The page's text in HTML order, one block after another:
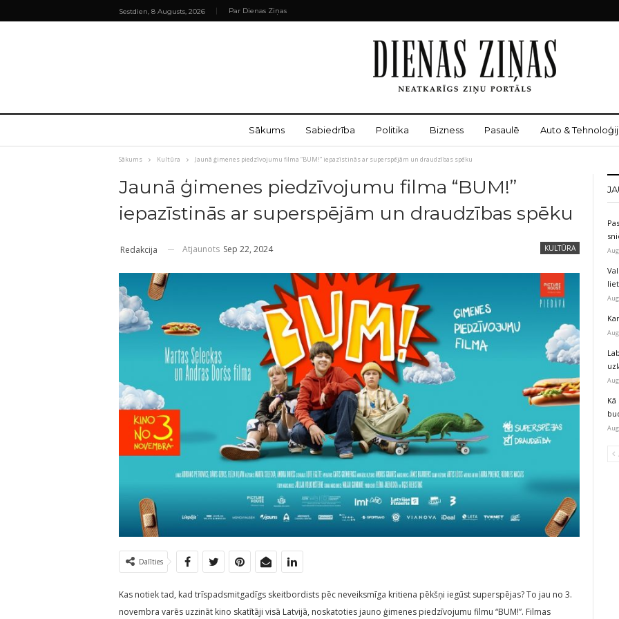
Sestdien, 8 Augusts, 2026 Par Dienas Ziņas
Sākums Sabiedrība Politika Bizness Pasaulē Auto &
Sākums Kultūra Jaunā ģimenes piedzīvojumu filma “BUM!” iepazīstinās ar superspējām un draudzības spēku
Jaunā ģimenes piedzīvojumu filma “BUM!”
iepazīstinās ar superspējām un draudzības spēku
KULTŪRA
Redakcija Atjaunots Sep 22, 2024
Dalīties
Kas notiek tad, kad trīspadsmitgadīgs skeitbordists pēc neveiksmīga kritiena pēkšņi iegūst superspējas? To jau no 3.
novembra varēs uzzināt kino skatītāji visā Latvijā, noskatoties jauno ģimenes piedzīvojumu filmu “BUM!”. Filmas